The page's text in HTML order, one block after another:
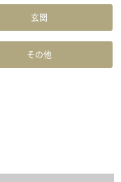
玄関
その他